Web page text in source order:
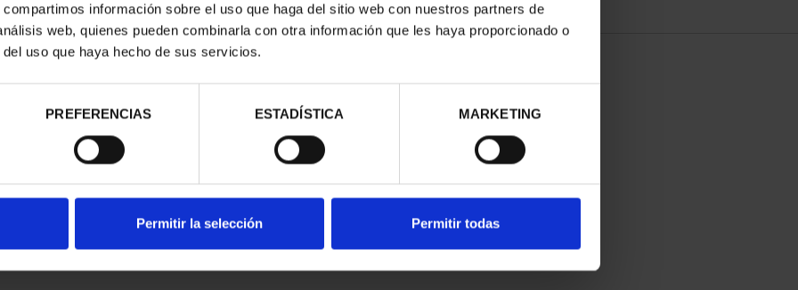
información sobre el uso que haga del sitio web con nuestros partners de
web, quienes pueden combinarla con otra información que les haya proporcionado o
uso que haya hecho de sus servicios.
PREFERENCIAS ESTADÍSTICA MARKETING
Permitir la selección Permitir todas